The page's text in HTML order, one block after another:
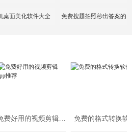
桌面美化软件大全 免费搜题拍照秒出答案的
免费好用的视频剪辑app推荐 免费的格式转换软